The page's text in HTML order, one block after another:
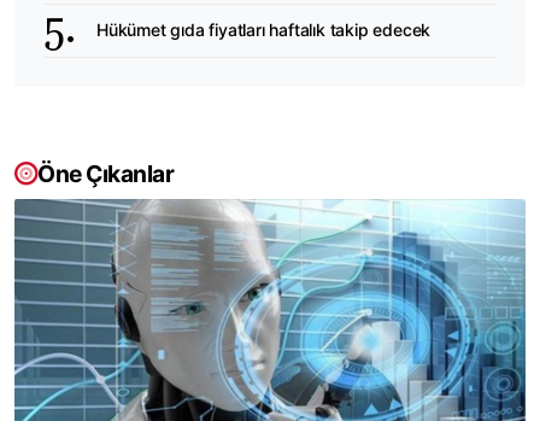
Hükümet gıda fiyatları haftalık takip edecek
Öne Çıkanlar